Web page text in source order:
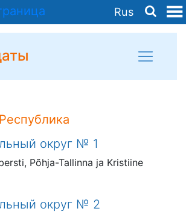
Rus
округ № 1
Põhja-Tallinna ja Kristiine
округ № 2